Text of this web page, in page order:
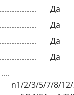
Да
Да
Да
Да
n1/2/3/5/7/8/